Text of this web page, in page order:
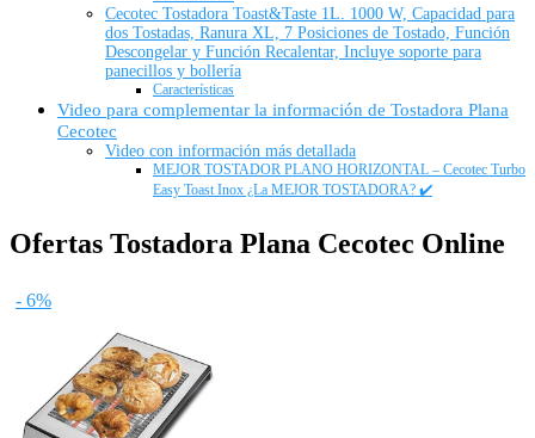
Cecotec Tostadora Toast&Taste 1L. 1000 W, Capacidad para
dos Tostadas, Ranura XL, 7 Posiciones de Tostado, Función
Descongelar y Función Recalentar, Incluye soporte para
panecillos y bollería
Características
Video para complementar la información de Tostadora Plana
Cecotec
Video con información más detallada
MEJOR TOSTADOR PLANO HORIZONTAL – Cecotec Turbo
Easy Toast Inox ¿La MEJOR TOSTADORA? ✔️
Ofertas Tostadora Plana Cecotec Online
- 6%